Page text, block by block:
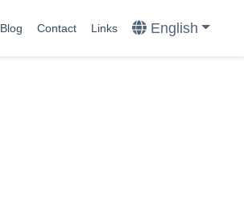
Blog Contact Links English